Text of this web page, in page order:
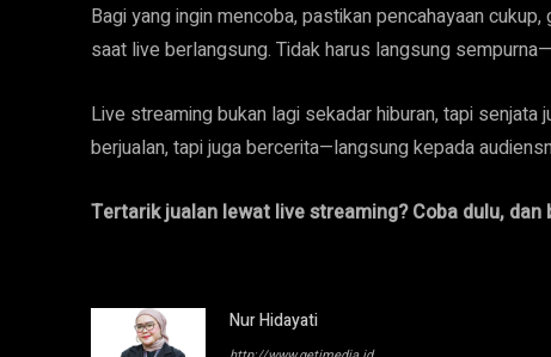
Bagi yang ingin mencoba, pastikan pencahayaan
saat live berlangsung. Tidak harus langsung
Live streaming bukan lagi sekadar hiburan, tapi senjata
berjualan, tapi juga bercerita—langsung kepada
Tertarik jualan lewat live streaming? Coba dulu,
Nur Hidayati